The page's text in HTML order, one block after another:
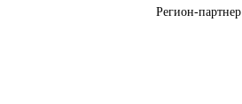
Регион-партнер